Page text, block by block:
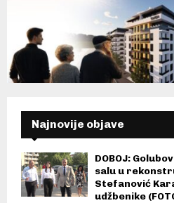
Najnovije objave
DOBOJ:
salu u
Stefanović
udžbenike